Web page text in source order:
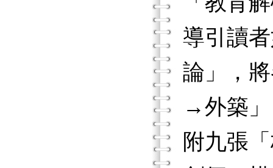
導引讀
論」，
→外築
附九張